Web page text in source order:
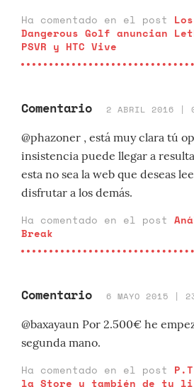
Ha comentado en el post
Dangerous Golf anuncian
PSVR y HTC Vive
Comentario 2 ABRIL 2016 |
@phazoner , está muy clara tú
insistencia puede llegar a
esta no sea la web que deseas
disfrutar a los demás.
Ha comentado en el post
Break
Comentario 6 MAYO 2015 |
@baxayaun Por 2.500€ he
segunda mano.
Ha comentado en el post
la Store y también de tu